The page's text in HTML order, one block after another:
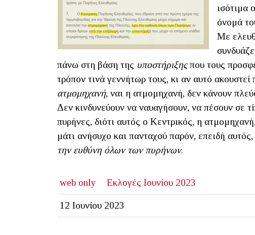
ισότιμα
όνομά
Με
πάνω στη βάση της υποστήριξηςπου τους
τρόπον τινά γεννήτωρ τους, κι αν αυτό
ατμομηχανή, ναι η ατμομηχανή, δεν κάνουν
Δεν κινδυνεύουν να ναυαγήσουν, να πέσουν σε
πυρήνες, διότι αυτός ο Κεντρικός, η
μάτι ανήσυχο και πανταχού παρόν, επειδή
την ευθύνη όλων των πυρήνων.
web only
Εκλογές Ιουνίου 2023
12 Ιουνίου 2023